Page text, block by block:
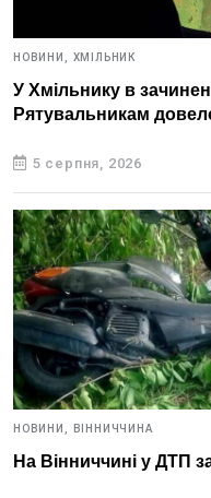
НОВИНИ, ХМІЛЬНИК
У Хмільнику в
Рятувальникам
5 серпня, 2026
НОВИНИ, ВІННИЧЧИНА
На Вінниччині у ДТП